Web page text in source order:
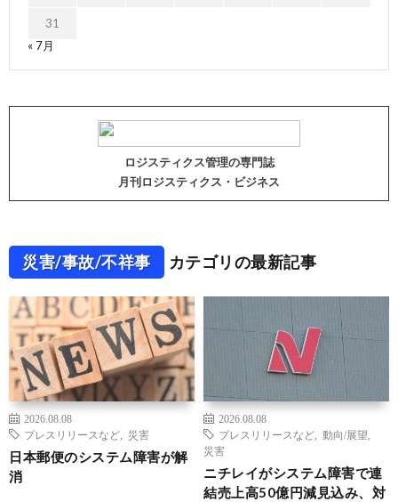
31
« 7月
ロジスティクス管理の専門誌
月刊ロジスティクス・ビジネス
災害/事故/不祥事 カテゴリの最新記事
2026.08.08
プレスリリースなど
災害
日本郵便のシステム障害が解
消
2026.08.08
プレスリリースなど
動向/展望
災害
ニチレイがシステム障害で連
結売上高50億円減見込み、対